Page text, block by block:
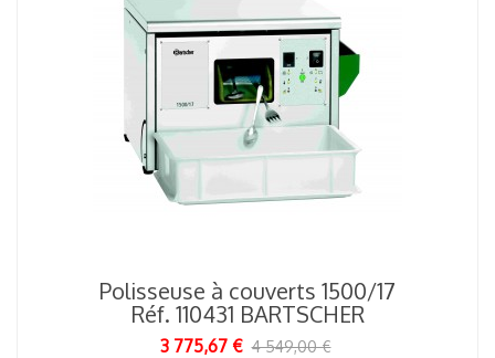
Polisseuse à couverts 1500/17
Réf. 110431 BARTSCHER
3 775,67 € 4 549,00 €